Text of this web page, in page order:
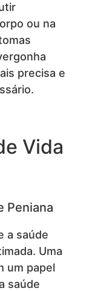
ou na
precisa e
Vida
Peniana
a saúde
Uma
um papel
saúde